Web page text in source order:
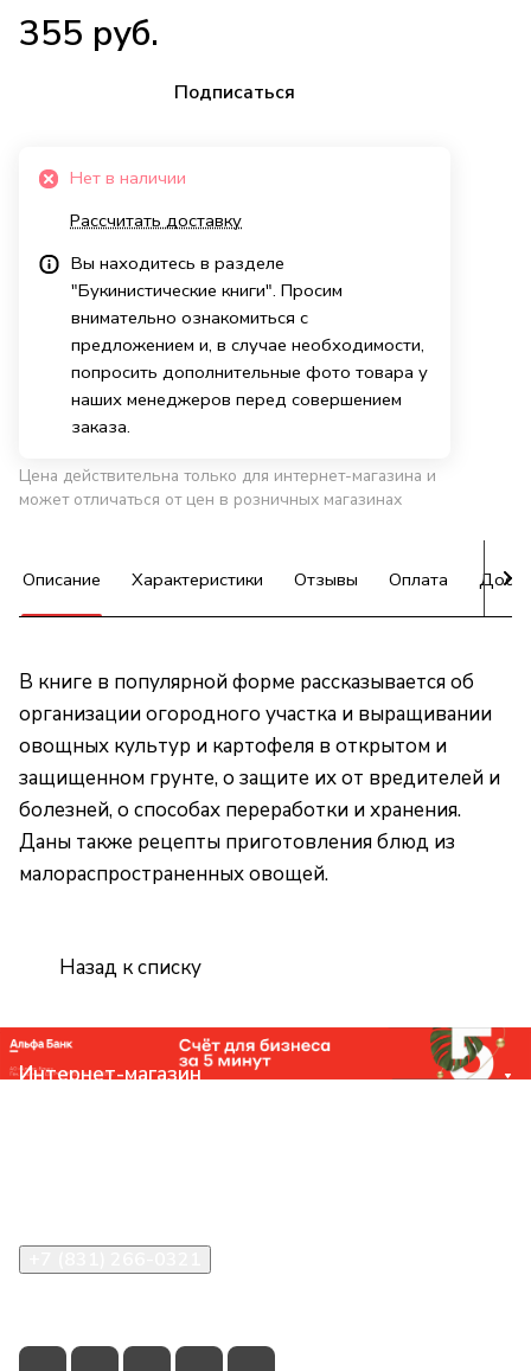
355 руб.
Подписаться
Нет в наличии
Рассчитать доставку
Вы находитесь в разделе
"Букинистические книги". Просим
внимательно ознакомиться с
предложением и, в случае необходимости,
попросить дополнительные фото товара у
наших менеджеров перед совершением
заказа.
Цена действительна только для интернет-магазина и
может отличаться от цен в розничных магазинах
Описание Характеристики Отзывы Оплата
В книге в популярной форме рассказывается об
организации огородного участка и выращивании
овощных культур и картофеля в открытом и
защищенном грунте, о защите их от вредителей и
болезней, о способах переработки и хранения.
Даны также рецепты приготовления блюд из
малораспространенных овощей.
Назад к списку
Интернет-магазин